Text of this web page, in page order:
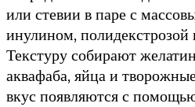
или стевии в паре с
инулином,
Текстуру собирают
аквафаба, яйца и
вкус появляются с